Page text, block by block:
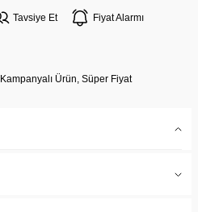
Tavsiye Et Fiyat Alarmı
Kampanyalı Ürün, Süper Fiyat